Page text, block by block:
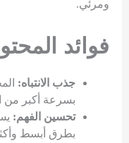
ومرئي.
فوائد
جذب الانتباه:
بسرعة أكبر
تحسين الفهم:
بطرق أبسط